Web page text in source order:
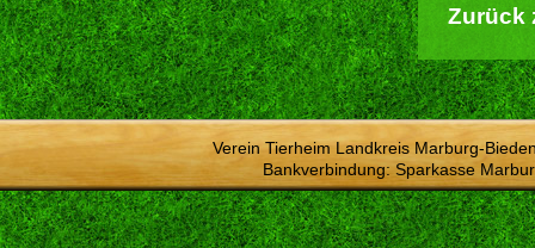
Zurück
Verein Tierheim Landkreis Marburg-
Bankverbindung: Sparkasse